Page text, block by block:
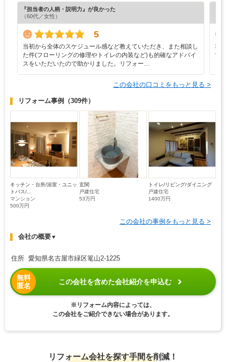
『担当者の人柄・説明力』が良かった
（60代／女性）
5
当初から全体のスケジュール感など教えていただき、また相談し
た件(フローリングの修理やトイレの内装など)も的確なアドバイ
スをいただいたので助かりました。リフォー…
非
て
この会社の口コミをもっと見る >
リフォーム事例 （309件）
キッチン・台所/浴室・ユニッ
トバス/...
マンション
500万円
玄関
戸建住宅
53万円
トイレ/リビング/ダイニング
戸建住宅
1400万円
この会社の事例をもっと見る >
会社の概要▼
住所 愛知県名古屋市緑区篭山2-1225
無料
匿名
この会社を含めた会社紹介を申込む
※リフォーム内容によっては、
この会社をご紹介できない場合があります。
リフォーム会社を探す手間を削減！